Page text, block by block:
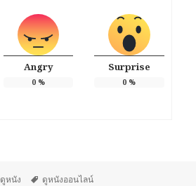
Angry
0 %
Surprise
0 %
หมวด
ดูหนัง
ป้าย
ดูหนังออนไลน์